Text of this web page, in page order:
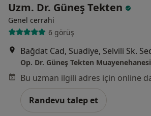
Uzm. Dr. Güneş Tekten
Genel cerrahi
6 görüş
Op. Dr. Güneş Tekten Muayenehanesi
Randevu talep et